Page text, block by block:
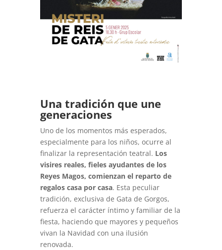
Una tradición que une
generaciones
Uno de los momentos más esperados,
especialmente para los niños, ocurre al
finalizar la representación teatral. Los
visires reales, fieles ayudantes de los
Reyes Magos, comienzan el reparto de
regalos casa por casa. Esta peculiar
tradición, exclusiva de Gata de Gorgos,
refuerza el carácter íntimo y familiar de la
fiesta, haciendo que mayores y pequeños
vivan la Navidad con una ilusión
renovada.